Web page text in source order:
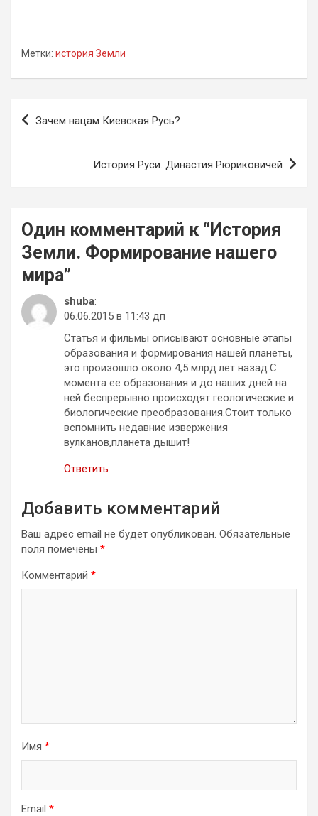
Метки: история Земли
Навигация
Зачем нацам Киевская Русь?
История Руси. Династия Рюриковичей
Один комментарий к “История
Земли. Формирование нашего
мира”
shuba:
06.06.2015 в 11:43 дп
Статья и фильмы описывают основные этапы
образования и формирования нашей планеты,
это произошло около 4,5 млрд.лет назад.С
момента ее образования и до наших дней на
ней беспрерывно происходят геологические и
биологические преобразования.Стоит только
вспомнить недавние извержения
вулканов,планета дышит!
Ответить
Добавить комментарий
Ваш адрес email не будет опубликован. Обязательные
поля помечены *
Комментарий *
Имя *
Email *